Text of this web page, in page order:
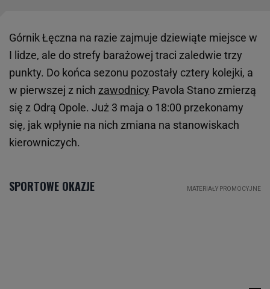
Górnik Łęczna na razie zajmuje dziewiąte miejsce w
I lidze, ale do strefy barażowej traci zaledwie trzy
punkty. Do końca sezonu pozostały cztery kolejki, a
w pierwszej z nich zawodnicy Pavola Stano zmierzą
się z Odrą Opole. Już 3 maja o 18:00 przekonamy
się, jak wpłynie na nich zmiana na stanowiskach
kierowniczych.